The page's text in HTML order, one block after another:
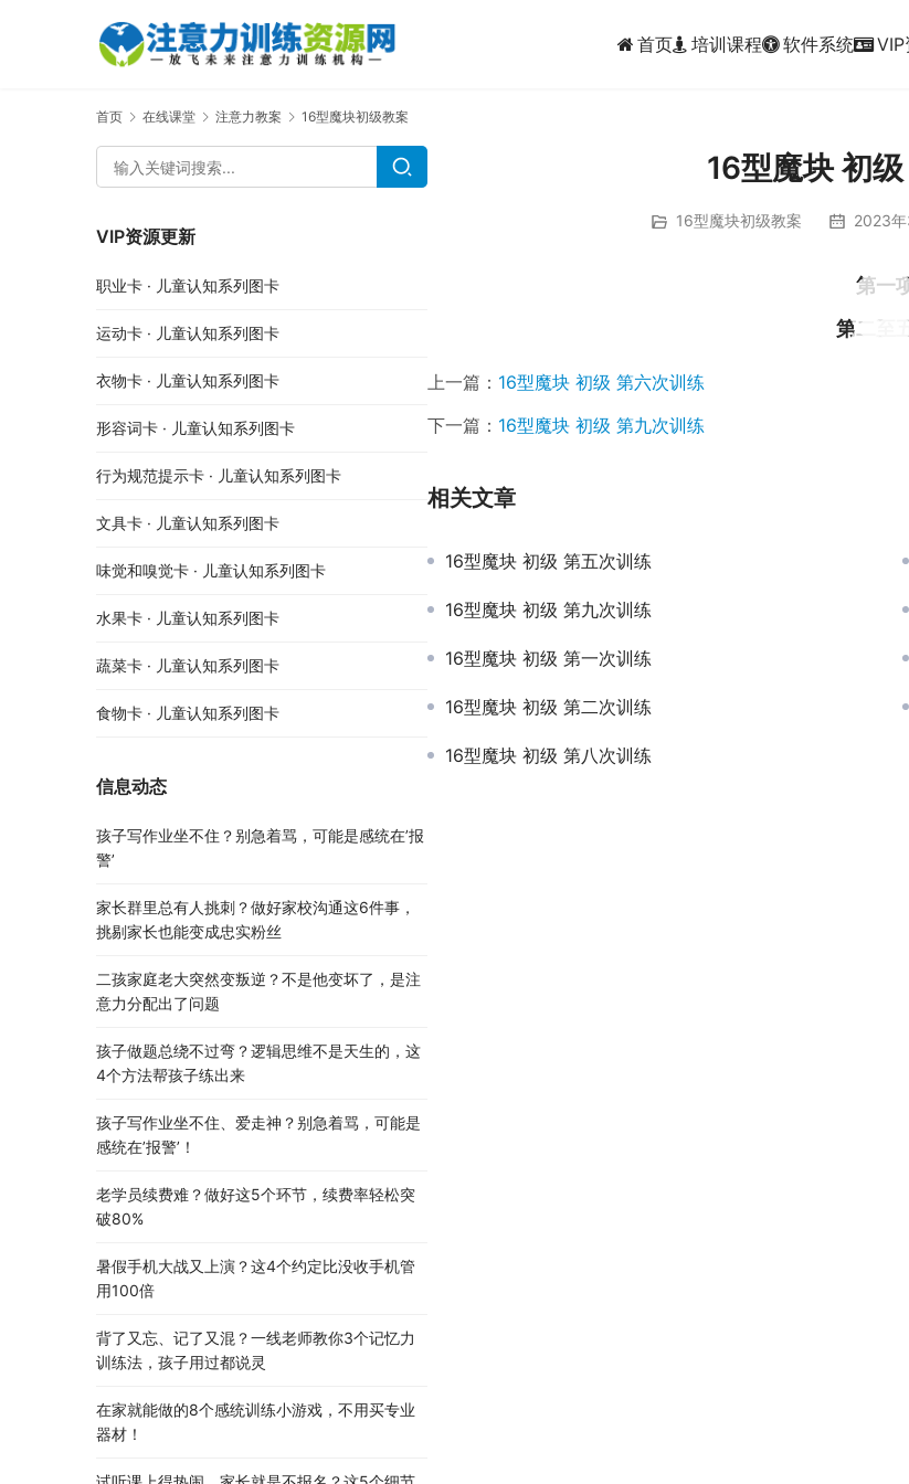
首页 培训课程 软件系统
首页 在线课堂 注意力教案 16型魔块初级教案
16型魔块 初
16型魔块初级教案 2023
第一
第二至
上一篇： 16型魔块 初级 第六次训练
下一篇： 16型魔块 初级 第九次训练
相关文章
16型魔块 初级 第五次训练
16型魔块 初级 第九次训练
16型魔块 初级 第一次训练
16型魔块 初级 第二次训练
16型魔块 初级 第八次训练
VIP资源更新
职业卡 · 儿童认知系列图卡
运动卡 · 儿童认知系列图卡
衣物卡 · 儿童认知系列图卡
形容词卡 · 儿童认知系列图卡
行为规范提示卡 · 儿童认知系列图卡
文具卡 · 儿童认知系列图卡
味觉和嗅觉卡 · 儿童认知系列图卡
水果卡 · 儿童认知系列图卡
蔬菜卡 · 儿童认知系列图卡
食物卡 · 儿童认知系列图卡
信息动态
孩子写作业坐不住？别急着骂，可能是感统在’报
警’
家长群里总有人挑刺？做好家校沟通这6件事，
挑剔家长也能变成忠实粉丝
二孩家庭老大突然变叛逆？不是他变坏了，是注
意力分配出了问题
孩子做题总绕不过弯？逻辑思维不是天生的，这
4个方法帮孩子练出来
孩子写作业坐不住、爱走神？别急着骂，可能是
感统在’报警’！
老学员续费难？做好这5个环节，续费率轻松突
破80%
暑假手机大战又上演？这4个约定比没收手机管
用100倍
背了又忘、记了又混？一线老师教你3个记忆力
训练法，孩子用过都说灵
在家就能做的8个感统训练小游戏，不用买专业
器材！